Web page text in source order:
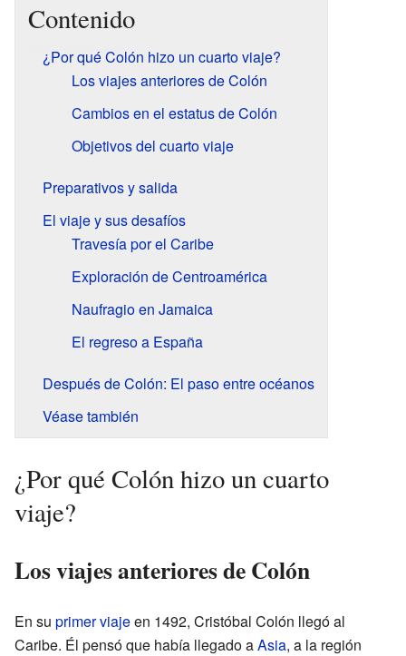
Contenido
¿Por qué Colón hizo un cuarto viaje?
Los viajes anteriores de Colón
Cambios en el estatus de Colón
Objetivos del cuarto viaje
Preparativos y salida
El viaje y sus desafíos
Travesía por el Caribe
Exploración de Centroamérica
Naufragio en Jamaica
El regreso a España
Después de Colón: El paso entre océanos
Véase también
¿Por qué Colón hizo un cuarto
viaje?
Los viajes anteriores de Colón
En su primer viajeen 1492, Cristóbal Colón llegó al
Caribe. Él pensó que había llegado aAsia, a la región